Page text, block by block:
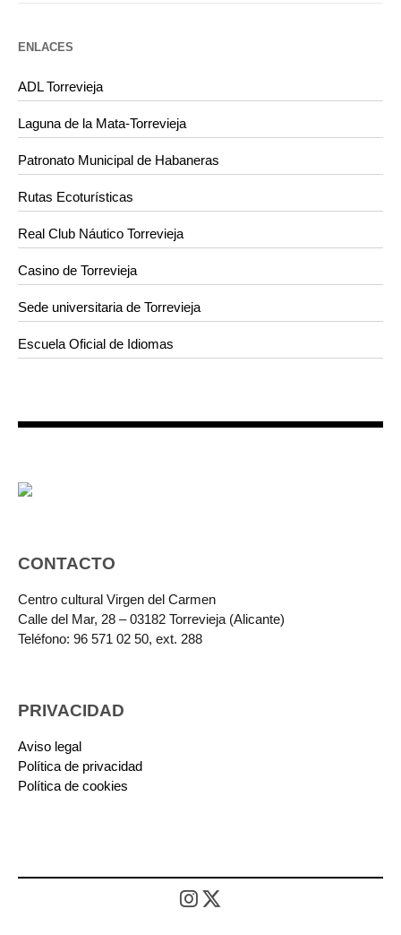
ENLACES
ADL Torrevieja
Laguna de la Mata-Torrevieja
Patronato Municipal de Habaneras
Rutas Ecoturísticas
Real Club Náutico Torrevieja
Casino de Torrevieja
Sede universitaria de Torrevieja
Escuela Oficial de Idiomas
CONTACTO
Centro cultural Virgen del Carmen
Calle del Mar, 28 – 03182 Torrevieja (Alicante)
Teléfono: 96 571 02 50, ext. 288
PRIVACIDAD
Aviso legal
Política de privacidad
Política de cookies